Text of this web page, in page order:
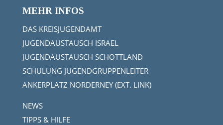
MEHR INFOS
DAS KREISJUGENDAMT
JUGENDAUSTAUSCH ISRAEL
JUGENDAUSTAUSCH SCHOTTLAND
SCHULUNG JUGENDGRUPPENLEITER
ANKERPLATZ NORDERNEY (EXT. LINK)
NEWS
TIPPS & HILFE